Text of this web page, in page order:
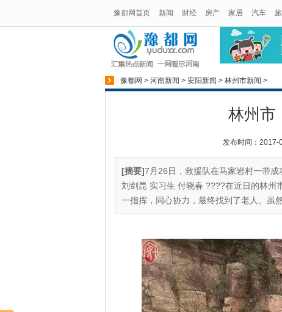
豫都网首页 新闻 财经 房产 家居 汽车
豫都网 > 河南新闻 > 安阳新闻 > 林州市新闻 >
林州市
发布时间：2017-
[摘要]7月26日，救援队在马家岩村一带
刘剑昆 实习生 付晓春 ????在近日的林州
一指挥，同心协力，最终找到了老人。虽